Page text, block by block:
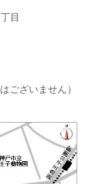
目
ございません）